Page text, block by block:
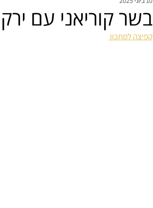
בשר קוריאני עם
קפיצה למתכון